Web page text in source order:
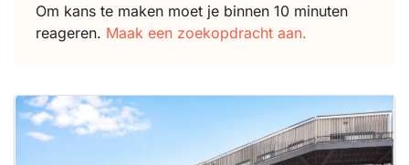
Om kans te maken moet je binnen 10 minuten
reageren. Maak een zoekopdracht aan.
Deze woning